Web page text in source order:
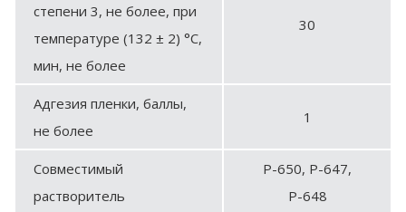
степени 3, не более, при
температуре (132 ± 2) °С,
мин, не более
30
Адгезия пленки, баллы,
не более
1
Совместимый
растворитель
Р-650, Р-647,
Р-648